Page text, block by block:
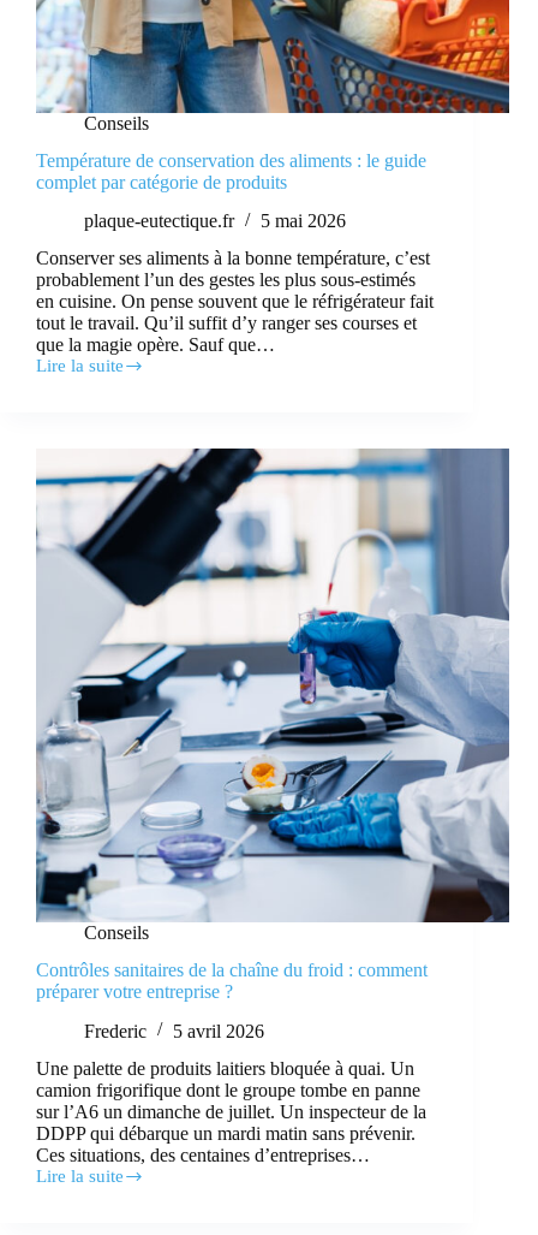
Conseils
Température de conservation des aliments : le guide
complet par catégorie de produits
plaque-eutectique.fr
5 mai 2026
Conserver ses aliments à la bonne température, c’est
probablement l’un des gestes les plus sous-estimés
en cuisine. On pense souvent que le réfrigérateur fait
tout le travail. Qu’il suffit d’y ranger ses courses et
que la magie opère. Sauf que…
Lire la suite
Température
:
complet
par
catégorie
Conseils
Contrôles sanitaires de la chaîne du froid : comment
préparer votre entreprise ?
Frederic
5 avril 2026
Une palette de produits laitiers bloquée à quai. Un
camion frigorifique dont le groupe tombe en panne
sur l’A6 un dimanche de juillet. Un inspecteur de la
DDPP qui débarque un mardi matin sans prévenir.
Ces situations, des centaines d’entreprises…
Lire la suite
Contrôles